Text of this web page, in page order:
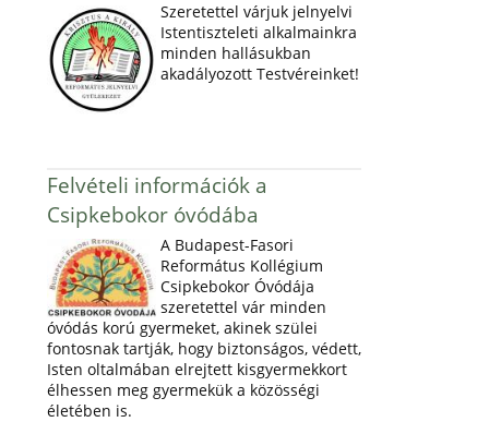
Szeretettel várjuk jelnyelvi
Istentiszteleti alkalmainkra
minden hallásukban
akadályozott Testvéreinket!
Felvételi információk a
Csipkebokor óvódába
A Budapest-Fasori
Református Kollégium
Csipkebokor Óvódája
szeretettel vár minden
óvódás korú gyermeket, akinek szülei
fontosnak tartják, hogy biztonságos, védett,
Isten oltalmában elrejtett kisgyermekkort
élhessen meg gyermekük a közösségi
életében is.